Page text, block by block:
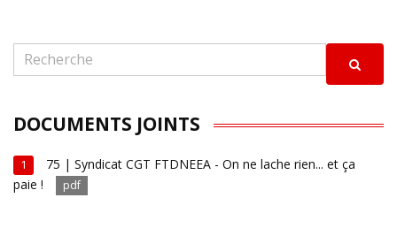
DOCUMENTS JOINTS
1
75 | Syndicat CGT FTDNEEA - On ne lache rien... et ça
paie !
pdf